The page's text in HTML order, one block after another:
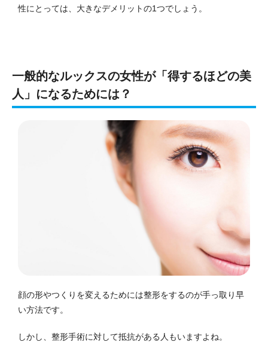
性にとっては、大きなデメリットの1つでしょう。
一般的なルックスの女性が「得するほどの美
人」になるためには？
顔の形やつくりを変えるためには整形をするのが手っ取り早
い方法です。
しかし、整形手術に対して抵抗がある人もいますよね。